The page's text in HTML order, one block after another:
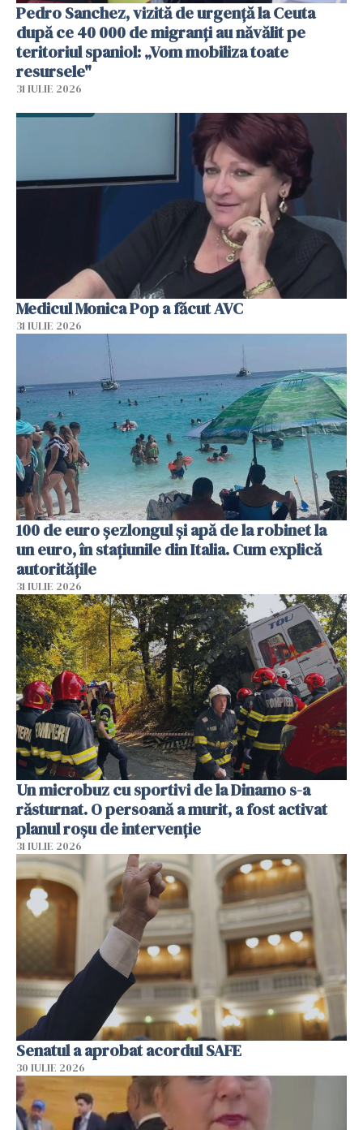
Pedro Sanchez, vizită de urgență la Ceuta
după ce 40 000 de migranți au năvălit pe
teritoriul spaniol: „Vom mobiliza toate
resursele"
31 IULIE 2026
Medicul Monica Pop a făcut AVC
31 IULIE 2026
100 de euro șezlongul și apă de la robinet la
un euro, în stațiunile din Italia. Cum explică
autoritățile
31 IULIE 2026
Un microbuz cu sportivi de la Dinamo s-a
răsturnat. O persoană a murit, a fost activat
planul roșu de intervenție
31 IULIE 2026
Senatul a aprobat acordul SAFE
30 IULIE 2026